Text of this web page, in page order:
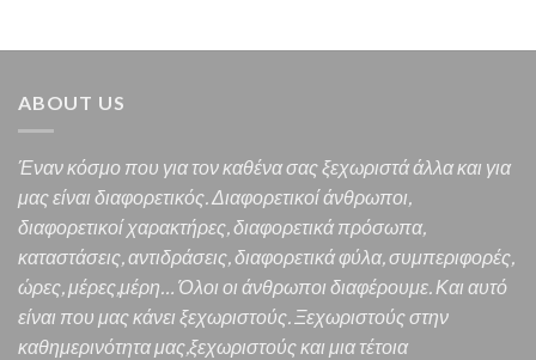
ABOUT US
Έναν κόσμο που για τον καθένα σας ξεχωριστά άλλα και για
μας είναι διαφορετικός.Διαφορετικοί άνθρωποι,
διαφορετικοί χαρακτήρες,διαφορετικά πρόσωπα,
καταστάσεις, αντιδράσεις, διαφορετικά φύλα, συμπεριφορές,
ώρες, μέρες,μέρη… Όλοι οι άνθρωποι διαφέρουμε. Και αυτό
είναι που μας κάνει ξεχωριστούς. Ξεχωριστούς στην
καθημερινότητα μας,ξεχωριστούς και μια τέτοια